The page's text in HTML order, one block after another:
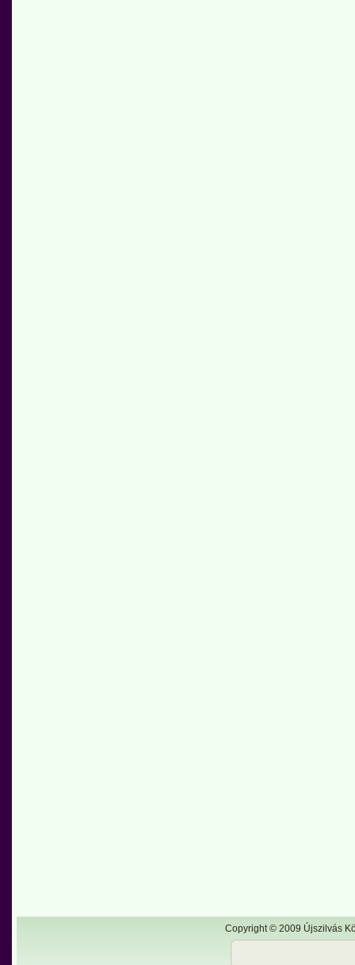
Copyright © 2009 Újszilvás